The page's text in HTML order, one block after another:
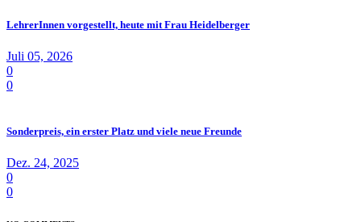
LehrerInnen vorgestellt, heute mit Frau Heidelberger
Juli 05, 2026
0
0
Sonderpreis, ein erster Platz und viele neue Freunde
Dez. 24, 2025
0
0